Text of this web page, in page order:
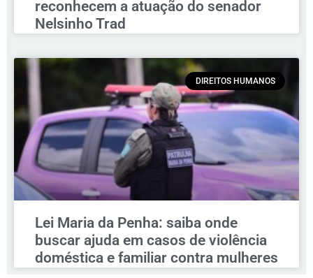
reconhecem a atuação do senador
Nelsinho Trad
DIREITOS HUMANOS
Lei Maria da Penha: saiba onde
buscar ajuda em casos de violência
doméstica e familiar contra mulheres